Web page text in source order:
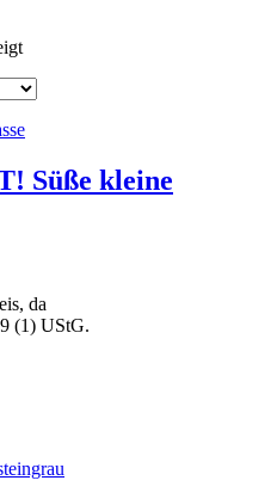
Süße kleine
da
(1) UStG.